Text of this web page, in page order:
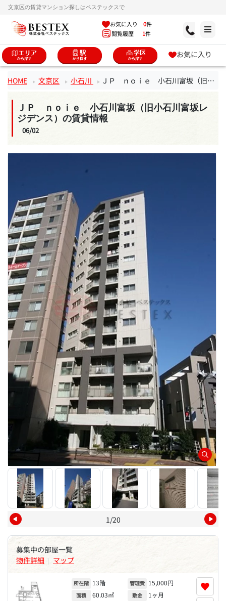
文京区の賃貸マンション探しはベステックスで
お気に入り 0件
閲覧履歴 1件
お気に入り
HOME 文京区 小石川 ＪＰ ｎｏｉｅ 小石川富坂（旧小石川富坂レジデンス）
ＪＰ ｎｏｉｅ 小石川富坂（旧小石川富坂レ
ジデンス）の賃貸情報
06/02
1/20
募集中の部屋一覧
物件詳細 | マップ
所在階 13階
面積 60.03㎡
管理費 15,000円
敷金 1ヶ月
♥